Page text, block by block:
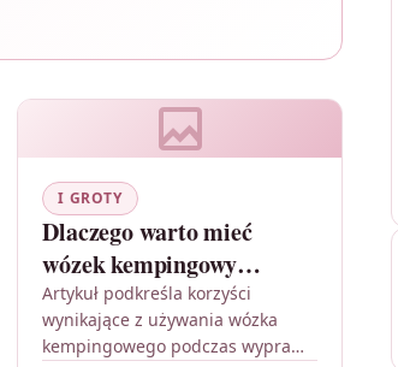
I GROTY
Dlaczego warto mieć
wózek kempingowy
podczas wyprawy na sup
board?
Artykuł podkreśla korzyści
wynikające z używania wózka
kempingowego podczas wyprawy